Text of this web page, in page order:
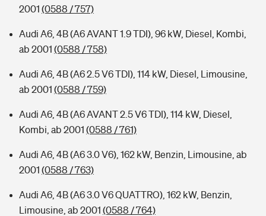
2001 (0588 / 757)
Audi A6, 4B (A6 AVANT 1.9 TDI), 96 kW, Diesel, Kombi,
ab 2001 (0588 / 758)
Audi A6, 4B (A6 2.5 V6 TDI), 114 kW, Diesel, Limousine,
ab 2001 (0588 / 759)
Audi A6, 4B (A6 AVANT 2.5 V6 TDI), 114 kW, Diesel,
Kombi, ab 2001 (0588 / 761)
Audi A6, 4B (A6 3.0 V6), 162 kW, Benzin, Limousine, ab
2001 (0588 / 763)
Audi A6, 4B (A6 3.0 V6 QUATTRO), 162 kW, Benzin,
Limousine, ab 2001 (0588 / 764)